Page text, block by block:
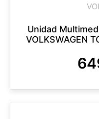
Unidad
VOLKSWAGEN